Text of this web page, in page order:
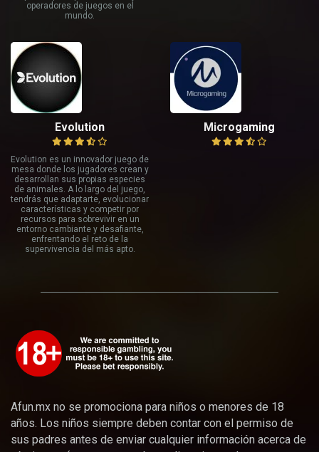
operadores de juegos en el
mundo.
Evolution
Evolution es un innovador juego de
mesa donde los jugadores crean y
desarrollan sus propias especies
de animales. A lo largo del juego,
tendrás que adaptarte, evolucionar
características y competir por
recursos para sobrevivir en un
entorno cambiante y desafiante,
enfrentando el reto de la
supervivencia del más apto.
Microgaming
Afun.mx no se promociona para niños o menores de 18
años. Los niños siempre deben contar con el permiso de
sus padres antes de enviar cualquier información acerca de